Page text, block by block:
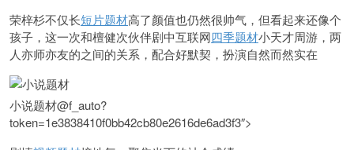
荣梓杉不仅长短片题材高了颜值也仍然很帅气，但看起来还像个
孩子，这一次和檀健次伙伴剧中互联网四季题材小天才周游，两
人亦师亦友的之间的关系，配合好默契，扮演自然而然实在
小说题材@f_auto?
token=1e3838410f0bb42cb80e2616de6ad3f3″>